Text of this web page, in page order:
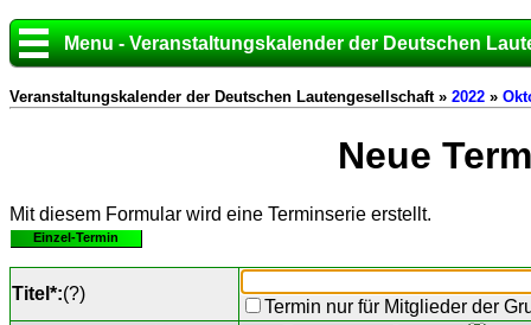
Menu - Veranstaltungskalender der Deutschen
Veranstaltungskalender der Deutschen Lautengesellschaft » 2022 »
Neue
Mit diesem Formular wird eine Terminserie erstellt.
Einzel-Termin
Titel*:(?)
Termin nur für Mitglieder der